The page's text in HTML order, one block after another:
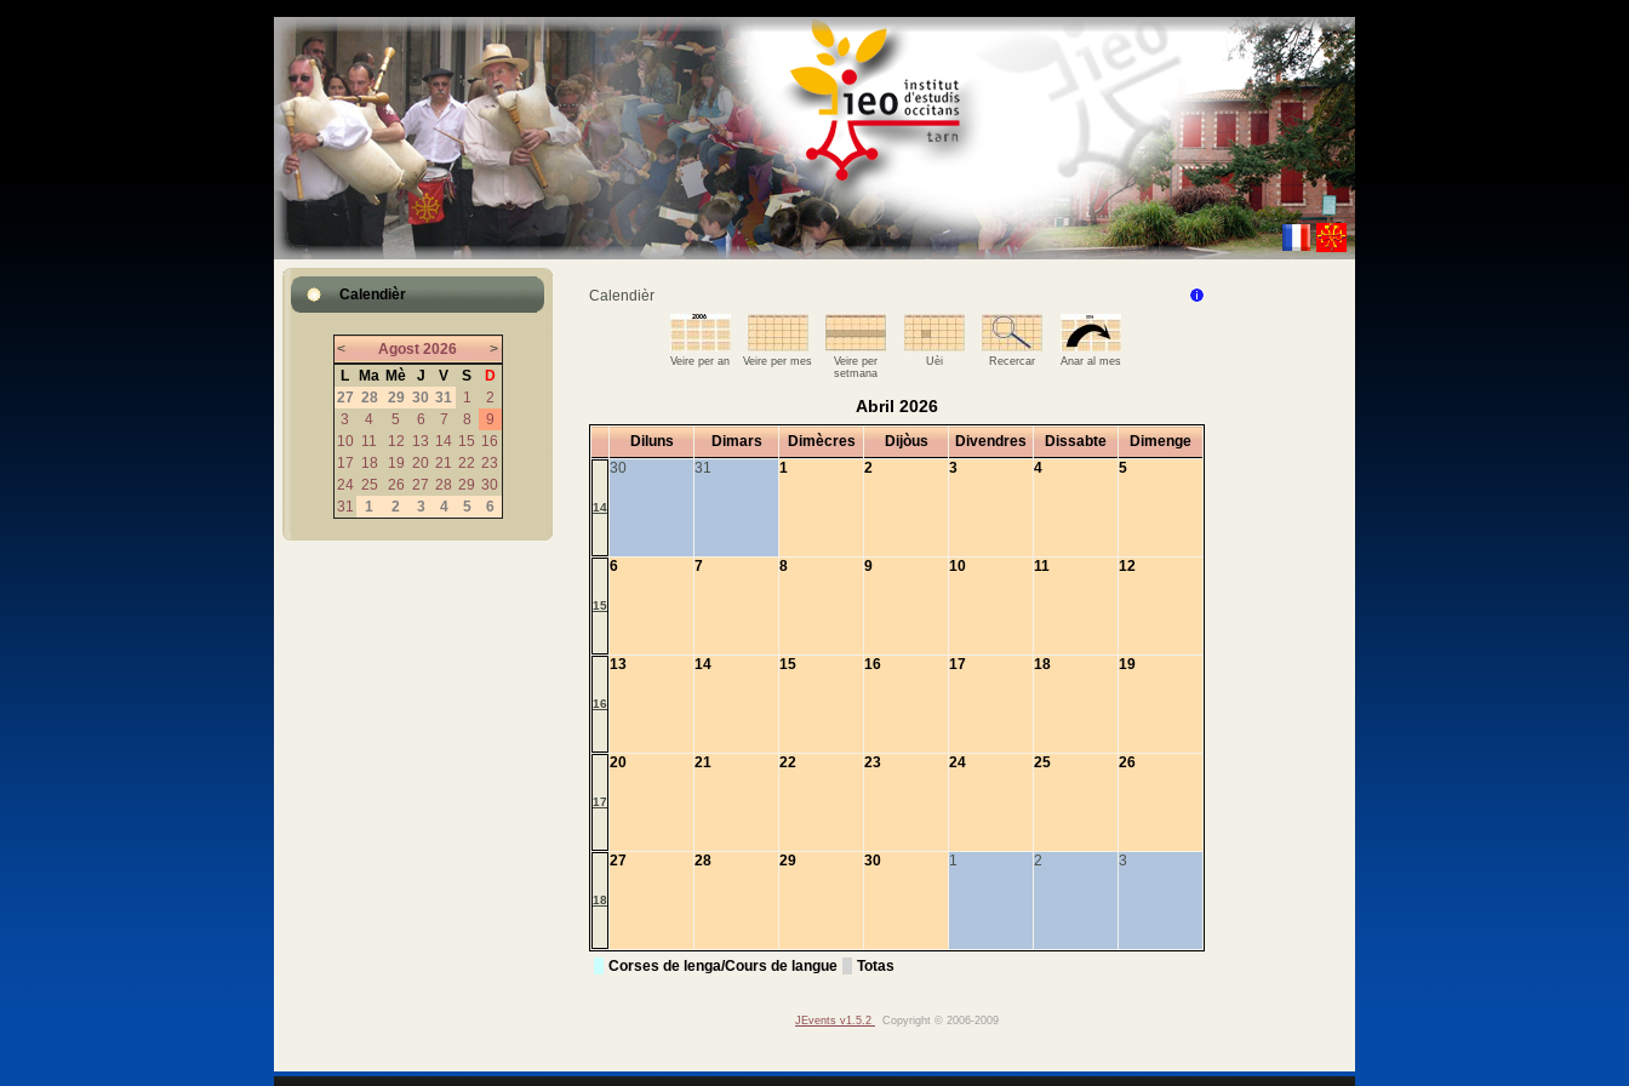
Calendièr
< Agost 2026
>
L
Ma Mè J V S
D
27 28 29 30 31 1
2
3
4 5 6 7 8
9
10 11 12 13 14 15 16
17 18 19 20 21 22 23
24 25 26 27 28 29 30
31
1 2 3 4 5 6
Calendièr
Veire per an Veire per mes
Veire per
setmana
Uèi Recercar Anar al mes
Abril 2026
Diluns Dimars Dimècres Dijòus Divendres Dissabte Dimenge
14
30 31 1 2 3 4 5
15
6 7 8 9 10 11 12
16
13 14 15 16 17 18 19
17
20 21 22 23 24 25 26
18
27 28 29 30 1 2 3
Corses de lenga/Cours de langue Totas
JEvents v1.5.2 Copyright © 2006-2009